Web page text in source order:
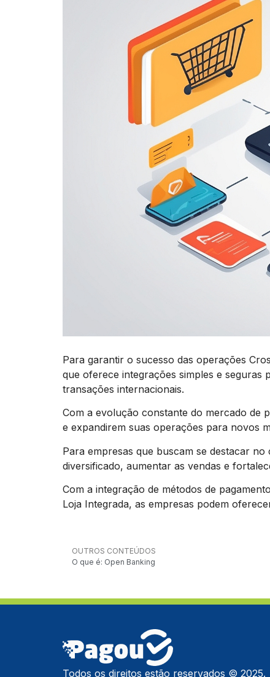
Para garantir o sucesso das operações
que oferece integrações simples e seguras
transações internacionais.
Com a evolução constante do mercado de
e expandirem suas operações para novos
Para empresas que buscam se destacar
diversificado, aumentar as vendas e
Com a integração de métodos de
Loja Integrada, as empresas podem
OUTROS CONTEÚDOS
O que é: Open Banking
Todos os direitos estão reservados © 2025.